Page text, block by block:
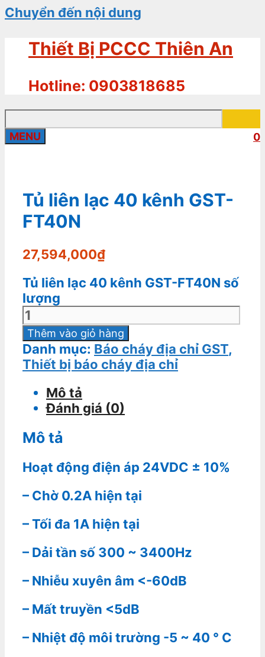
Chuyển đến nội dung
Thiết Bị PCCC Thiên An
Hotline: 0903818685
0
MENU
Tủ liên lạc 40 kênh GST-
FT40N
27,594,000₫
Tủ liên lạc 40 kênh GST-FT40N số
lượng
Thêm vào giỏ hàng
Danh mục: Báo cháy địa chỉ GST,
Thiết bị báo cháy địa chỉ
Mô tả
Đánh giá (0)
Mô tả
Hoạt động điện áp 24VDC ± 10%
– Chờ 0.2A hiện tại
– Tối đa 1A hiện tại
– Dải tần số 300 ~ 3400Hz
– Nhiễu xuyên âm <-60dB
– Mất truyền <5dB
– Nhiệt độ môi trường -5 ~ 40 ° C